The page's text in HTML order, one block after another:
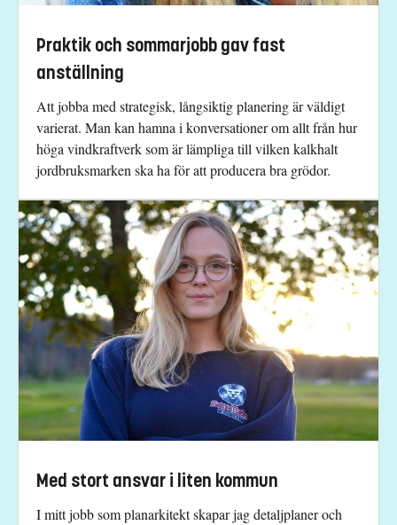
Praktik och sommarjobb gav fast
anställning
Att jobba med strategisk, långsiktig planering är väldigt
varierat. Man kan hamna i konversationer om allt från hur
höga vindkraftverk som är lämpliga till vilken kalkhalt
jordbruksmarken ska ha för att producera bra grödor.
Med stort ansvar i liten kommun
I mitt jobb som planarkitekt skapar jag detaljplaner och